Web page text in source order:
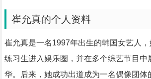
崔允真的个人资料
崔允真是一名1997年出生的韩国女艺人
练习生进入娱乐圈，并在多个综艺节目中
华。后来，她成功出道成为一名偶像团体